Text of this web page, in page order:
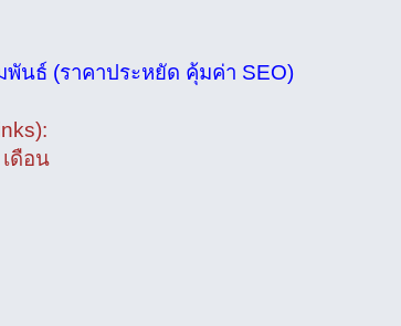
นธ์ (ราคาประหยัด คุ้มค่า SEO)
ดือน